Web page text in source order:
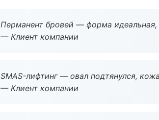
Перманент бровей — форма
— Клиент компании
SMAS-лифтинг — овал подтянулся,
— Клиент компании